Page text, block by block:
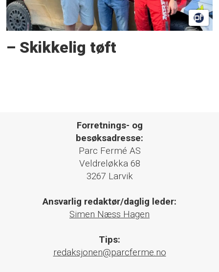
– Skikkelig tøft
Forretnings- og
besøksadresse:
Parc Fermé AS
Veldreløkka 68
3267 Larvik
Ansvarlig redaktør/daglig leder:
Simen Næss Hagen
Tips:
redaksjonen@parcferme.no